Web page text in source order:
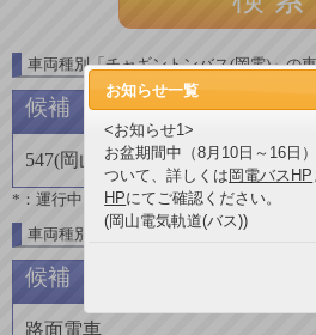
車両種別「チャギントンバス(岡電)」の
候補
547(岡山電気軌道(バス))
*：運行中
車両種別一覧
候補
路面電車
お知らせ一覧
<お知らせ1>
お盆期間中（8月10日～16日
ついて、詳しくは 岡電バスHP
HPにてご確認ください。
(岡山電気軌道(バス))